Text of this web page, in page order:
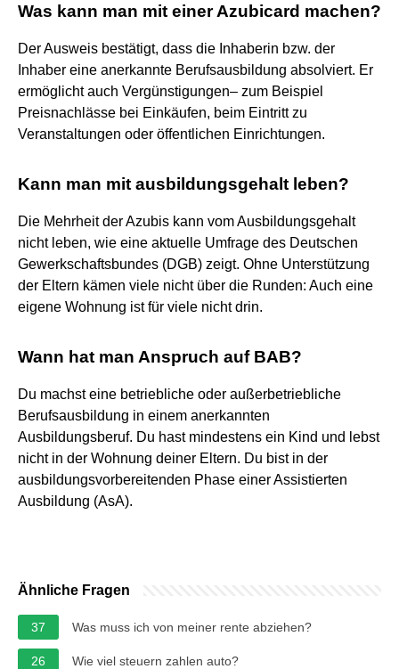
Was kann man mit einer Azubicard machen?
Der Ausweis bestätigt, dass die Inhaberin bzw. der
Inhaber eine anerkannte Berufsausbildung absolviert. Er
ermöglicht auch Vergünstigungen– zum Beispiel
Preisnachlässe bei Einkäufen, beim Eintritt zu
Veranstaltungen oder öffentlichen Einrichtungen.
Kann man mit ausbildungsgehalt leben?
Die Mehrheit der Azubis kann vom Ausbildungsgehalt
nicht leben, wie eine aktuelle Umfrage des Deutschen
Gewerkschaftsbundes (DGB) zeigt. Ohne Unterstützung
der Eltern kämen viele nicht über die Runden: Auch eine
eigene Wohnung ist für viele nicht drin.
Wann hat man Anspruch auf BAB?
Du machst eine betriebliche oder außerbetriebliche
Berufsausbildung in einem anerkannten
Ausbildungsberuf. Du hast mindestens ein Kind und lebst
nicht in der Wohnung deiner Eltern. Du bist in der
ausbildungsvorbereitenden Phase einer Assistierten
Ausbildung (AsA).
Ähnliche Fragen
37 Was muss ich von meiner rente abziehen?
26 Wie viel steuern zahlen auto?